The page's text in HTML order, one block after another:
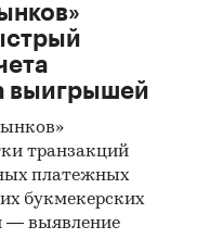
выигрышей
транзакций
платежных
букмекерских
— выявление